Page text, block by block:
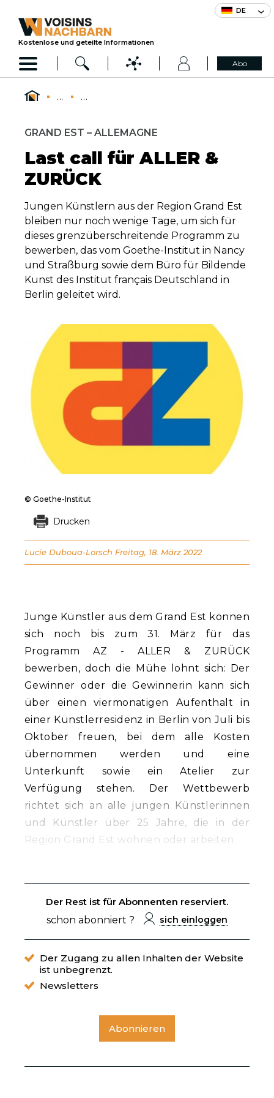
DE
Kostenlose und geteilte Informationen
Abo
... ...
GRAND EST – ALLEMAGNE
Last call für ALLER &
ZURÜCK
Jungen Künstlern aus der Region Grand Est
bleiben nur noch wenige Tage, um sich für
dieses grenzüberschreitende Programm zu
bewerben, das vom Goethe-Institut in Nancy
und Straßburg sowie dem Büro für Bildende
Kunst des Institut français Deutschland in
Berlin geleitet wird.
Junge Künstler aus dem Grand Est können
sich noch bis zum 31. März für das
Programm AZ - ALLER & ZURÜCK
bewerben, doch die Mühe lohnt sich: Der
Gewinner oder die Gewinnerin kann sich
über einen viermonatigen Aufenthalt in
einer Künstlerresidenz in Berlin von Juli bis
Oktober freuen, bei dem alle Kosten
übernommen werden und eine
Unterkunft sowie ein Atelier zur
Verfügung stehen. Der Wettbewerb
richtet sich an alle jungen Künstlerinnen
und Künstler über 25 Jahre, die in der
Region Grand Est wohnen oder arbeiten.
Der Rest ist für Abonnenten reserviert.
schon abonniert ?
sich einloggen
Der Zugang zu allen Inhalten der Website
ist unbegrenzt.
Newsletters
Abonnieren
© Goethe-Institut
Drucken
Lucie Duboua-Lorsch Freitag, 18. März 2022